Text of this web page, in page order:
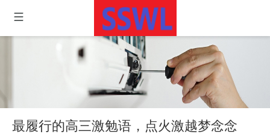
最履行的高三激勉语，点火激越梦念念